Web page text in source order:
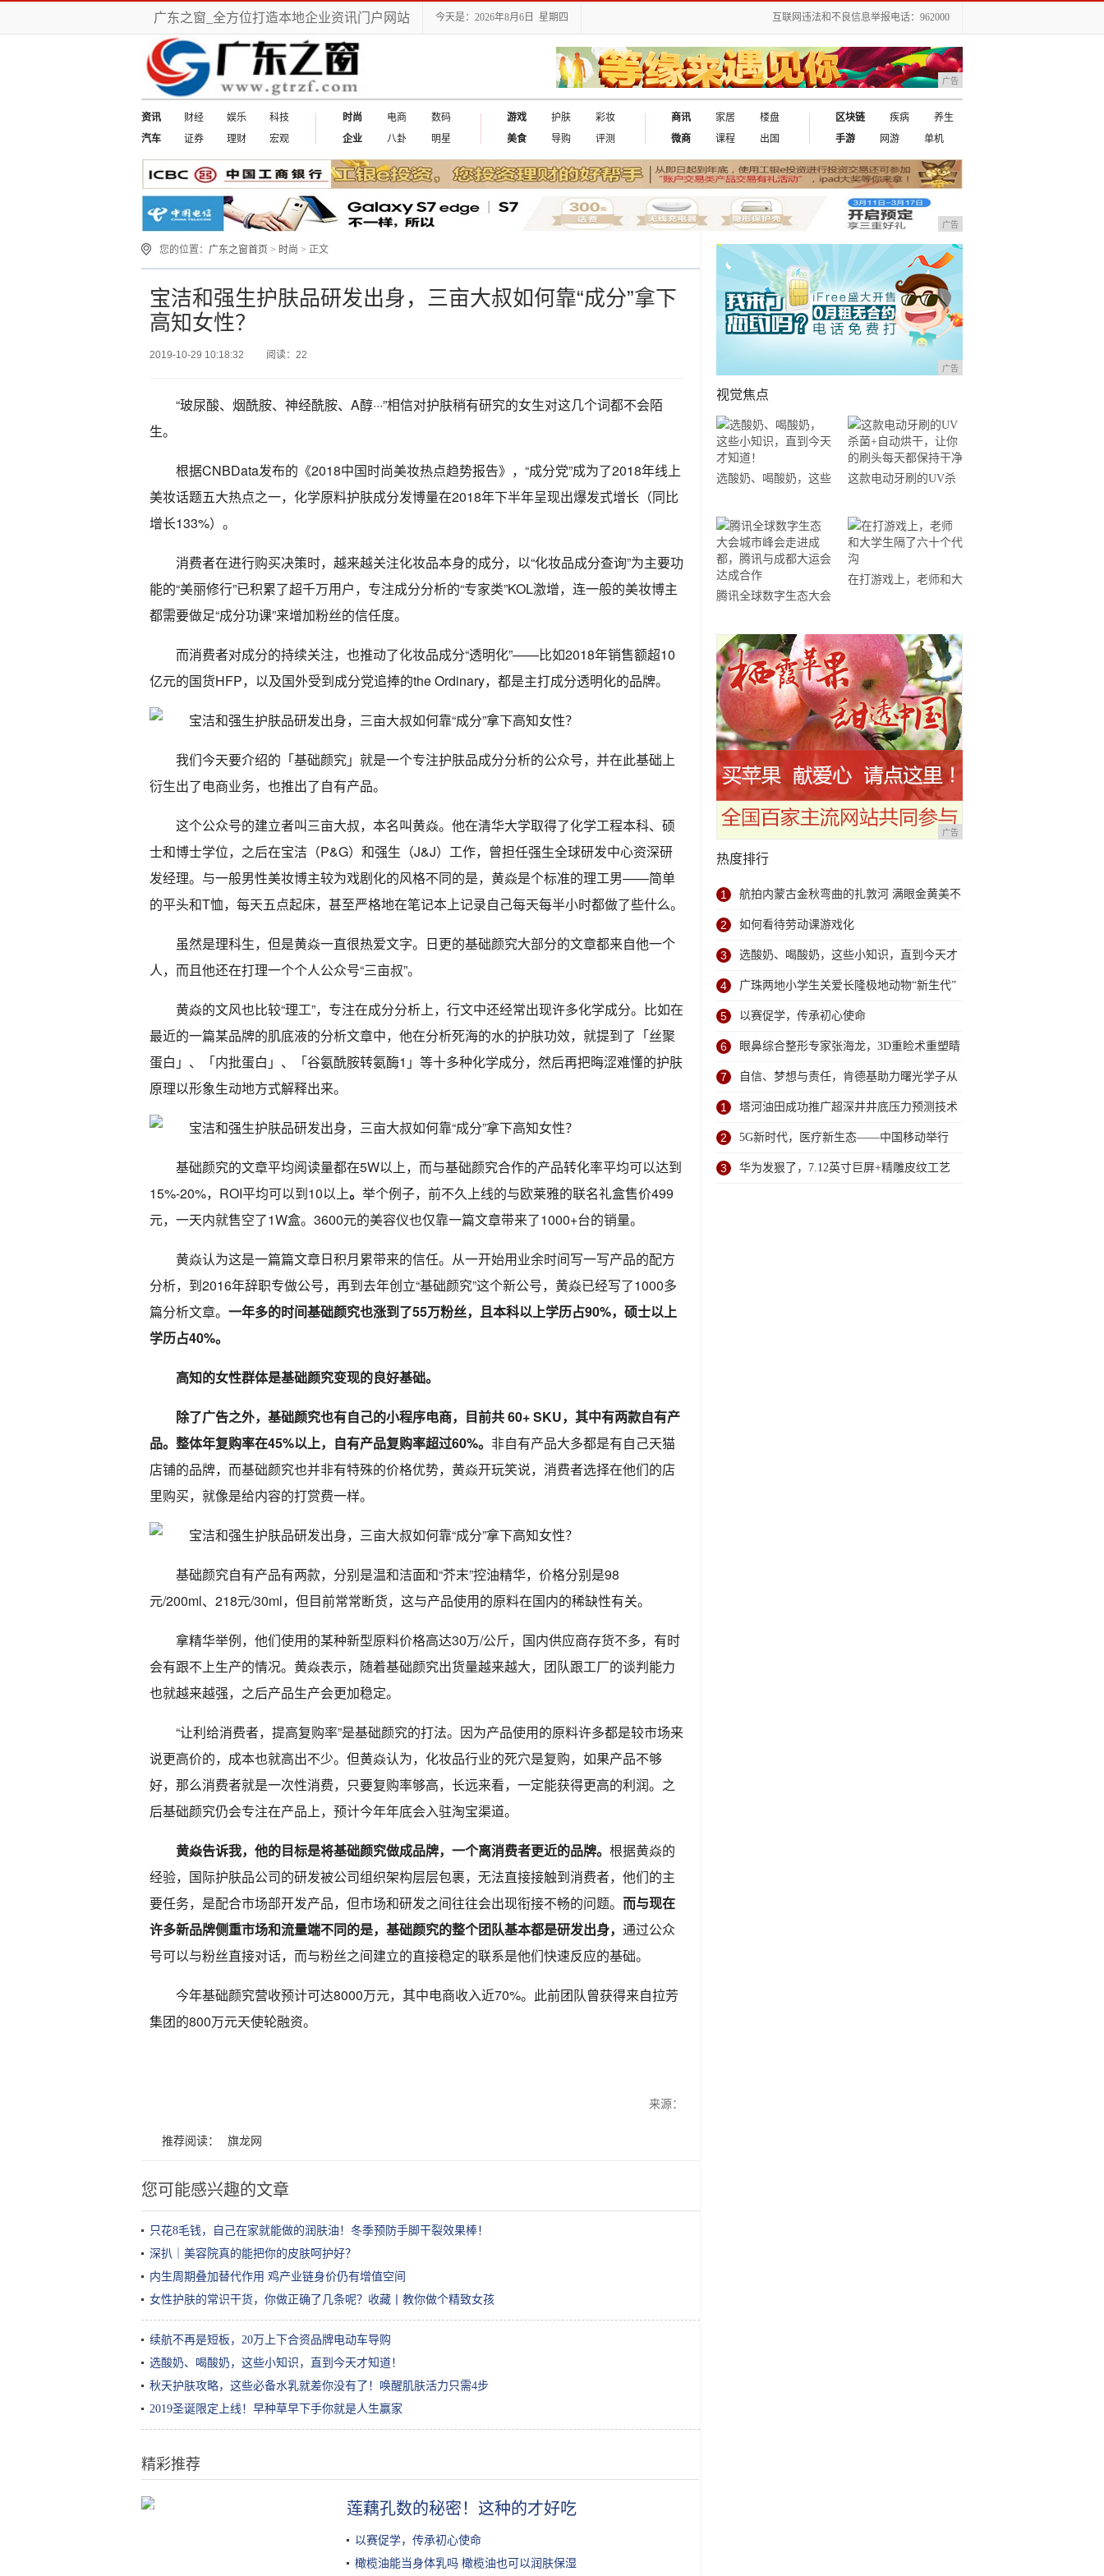
广东之窗_全方位打造本地企业资讯门户网站 今天是：2026年8月6日 星期四 互联网违法和不良信息举报电话：962000
广告
资讯 财经 娱乐
科技
汽车
证券 理财 宏观
时尚 电商
数码
企业
八卦 明星
游戏 护肤
彩妆
美食
导购 评测
商讯 家居
楼盘
微商
课程 出国
区块链 疾病
养生
手游
网游 单机
广告
您的位置： 广东之窗首页 > 时尚 > 正文
宝洁和强生护肤品研发出身，三亩大叔如何靠“成分”拿下
高知女性？
2019-10-29 10:18:32 阅读：22
“玻尿酸、烟酰胺、神经酰胺、A醇···”相信对护肤稍有研究的女生对这几个词都不会陌
生。
根据CNBData发布的《2018中国时尚美妆热点趋势报告》，“成分党”成为了2018年线上
美妆话题五大热点之一，化学原料护肤成分发博量在2018年下半年呈现出爆发式增长（同比
增长133%）。
消费者在进行购买决策时，越来越关注化妆品本身的成分，以“化妆品成分查询”为主要功
能的“美丽修行”已积累了超千万用户，专注成分分析的“专家类”KOL激增，连一般的美妆博主
都需要做足“成分功课”来增加粉丝的信任度。
而消费者对成分的持续关注，也推动了化妆品成分“透明化”——比如2018年销售额超10
亿元的国货HFP，以及国外受到成分党追捧的the Ordinary，都是主打成分透明化的品牌。
我们今天要介绍的「基础颜究」就是一个专注护肤品成分分析的公众号，并在此基础上
衍生出了电商业务，也推出了自有产品。
这个公众号的建立者叫三亩大叔，本名叫黄焱。他在清华大学取得了化学工程本科、硕
士和博士学位，之后在宝洁（P&G）和强生（J&J）工作，曾担任强生全球研发中心资深研
发经理。与一般男性美妆博主较为戏剧化的风格不同的是，黄焱是个标准的理工男——简单
的平头和T恤，每天五点起床，甚至严格地在笔记本上记录自己每天每半小时都做了些什么。
虽然是理科生，但是黄焱一直很热爱文字。日更的基础颜究大部分的文章都来自他一个
人，而且他还在打理一个个人公众号“三亩叔”。
黄焱的文风也比较“理工”，专注在成分分析上，行文中还经常出现许多化学成分。比如在
最近的一篇某品牌的肌底液的分析文章中，他在分析死海的水的护肤功效，就提到了「丝聚
蛋白」、「内批蛋白」、「谷氨酰胺转氨酶1」等十多种化学成分，然后再把晦涩难懂的护肤
原理以形象生动地方式解释出来。
基础颜究的文章平均阅读量都在5W以上，而与基础颜究合作的产品转化率平均可以达到
15%-20%，ROI平均可以到10以上。 举个例子，前不久上线的与欧莱雅的联名礼盒售价499
元，一天内就售空了1W盒。3600元的美容仪也仅靠一篇文章带来了1000+台的销量。
黄焱认为这是一篇篇文章日积月累带来的信任。从一开始用业余时间写一写产品的配方
分析，到2016年辞职专做公号，再到去年创立“基础颜究”这个新公号，黄焱已经写了1000多
篇分析文章。 一年多的时间基础颜究也涨到了55万粉丝，且本科以上学历占90%，硕士以上
学历占40%。
高知的女性群体是基础颜究变现的良好基础。
除了广告之外，基础颜究也有自己的小程序电商，目前共 60+ SKU，其中有两款自有产
品。整体年复购率在45%以上，自有产品复购率超过60%。 非自有产品大多都是有自己天猫
店铺的品牌，而基础颜究也并非有特殊的价格优势，黄焱开玩笑说，消费者选择在他们的店
里购买，就像是给内容的打赏费一样。
基础颜究自有产品有两款，分别是温和洁面和“芥末”控油精华，价格分别是98
元/200ml、218元/30ml，但目前常常断货，这与产品使用的原料在国内的稀缺性有关。
拿精华举例，他们使用的某种新型原料价格高达30万/公斤，国内供应商存货不多，有时
会有跟不上生产的情况。黄焱表示，随着基础颜究出货量越来越大，团队跟工厂的谈判能力
也就越来越强，之后产品生产会更加稳定。
“让利给消费者，提高复购率”是基础颜究的打法。因为产品使用的原料许多都是较市场来
说更高价的，成本也就高出不少。但黄焱认为，化妆品行业的死穴是复购，如果产品不够
好，那么消费者就是一次性消费，只要复购率够高，长远来看，一定能获得更高的利润。之
后基础颜究仍会专注在产品上，预计今年年底会入驻淘宝渠道。
黄焱告诉我，他的目标是将基础颜究做成品牌，一个离消费者更近的品牌。 根据黄焱的
经验，国际护肤品公司的研发被公司组织架构层层包裹，无法直接接触到消费者，他们的主
要任务，是配合市场部开发产品，但市场和研发之间往往会出现衔接不畅的问题。 而与现在
许多新品牌侧重市场和流量端不同的是，基础颜究的整个团队基本都是研发出身， 通过公众
号可以与粉丝直接对话，而与粉丝之间建立的直接稳定的联系是他们快速反应的基础。
今年基础颜究营收预计可达8000万元，其中电商收入近70%。此前团队曾获得来自拉芳
集团的800万元天使轮融资。
来源：
推荐阅读： 旗龙网
您可能感兴趣的文章
只花8毛钱，自己在家就能做的润肤油！冬季预防手脚干裂效果棒！
深扒｜美容院真的能把你的皮肤呵护好？
内生周期叠加替代作用 鸡产业链身价仍有增值空间
女性护肤的常识干货，你做正确了几条呢？收藏丨教你做个精致女孩
续航不再是短板，20万上下合资品牌电动车导购
选酸奶、喝酸奶，这些小知识，直到今天才知道！
秋天护肤攻略，这些必备水乳就差你没有了！唤醒肌肤活力只需4步
2019圣诞限定上线！早种草早下手你就是人生赢家
精彩推荐
秋冬牛肉的超级好吃的4种神仙做
莲藕孔数的秘密！这种的才好吃
以赛促学，传承初心使命
橄榄油能当身体乳吗 橄榄油也可以润肤保湿
广告
视觉焦点
选酸奶、喝酸奶，这些
道！
这款电动牙刷的UV杀
刷头每天都保持干净
腾讯全球数字生态大会
讯与成都大运会达成合
作
在打游戏上，老师和大
广告
热度排行
1 航拍内蒙古金秋弯曲的扎敦河 满眼金黄美不
胜收
2 如何看待劳动课游戏化
3 选酸奶、喝酸奶，这些小知识，直到今天才
知道！
4 广珠两地小学生关爱长隆极地动物“新生代”
5 以赛促学，传承初心使命
6 眼鼻综合整形专家张海龙，3D重睑术重塑睛
彩明眸
7 自信、梦想与责任，肯德基助力曙光学子从
自强不息到撒爱人间
1 塔河油田成功推广超深井井底压力预测技术
2 5G新时代，医疗新生态——中国移动举行
2019合作伙伴大会智慧医疗分论坛
3 华为发狠了，7.12英寸巨屏+精雕皮纹工艺